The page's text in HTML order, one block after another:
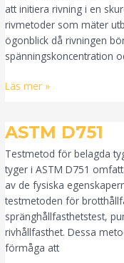
att initiera rivning i en
rivmetoder som mäter
ögonblick då rivningen
spänningskoncentration
Läs mer »
ASTM D751
Testmetod för belagda
tyger i ASTM D751
av de fysiska
testmetoden för
spränghållfasthetstest,
rivhållfasthet. Dessa
förmåga att
ASTM